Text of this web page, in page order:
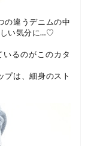
の違うデニムの中
しい気分に…♡
るのがこのカタ
プは、細身のスト